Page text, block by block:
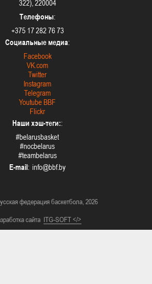
322), 220004
Телефоны:
+375 17 282 76 73
Социальные медиа:
Facebook
VK.com
Twitter
Instagram
Telegram
Youtube BBF
Flickr
Наши хэш-теги::
#belarusbasket
#nocbelarus
#teambelarus
E-mail:
федерация баскетбола, 2026
сайта ITG-SOFT </>